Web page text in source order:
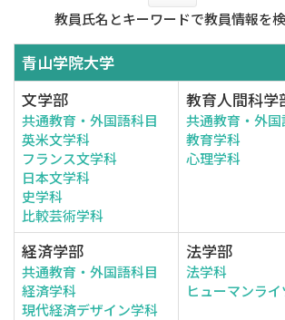
教員氏名とキーワードで教員情報を検
青山学院大学
文学部
共通教育・外国語科目
英米文学科
フランス文学科
日本文学科
史学科
比較芸術学科
教育人間科学
共通教育・外国
教育学科
心理学科
経済学部
共通教育・外国語科目
経済学科
現代経済デザイン学科
法学部
法学科
ヒューマンラ